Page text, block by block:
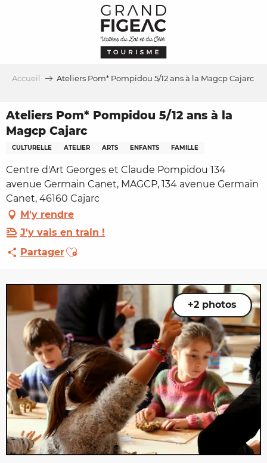
Accueil Ateliers Pom* Pompidou 5/12 ans à la Magcp Cajarc
Ateliers Pom* Pompidou 5/12 ans à la
Magcp Cajarc
CULTURELLE ATELIER ARTS ENFANTS FAMILLE
Centre d'Art Georges et Claude Pompidou 134
avenue Germain Canet, MAGCP, 134 avenue Germain
Canet, 46160 Cajarc
M'y rendre
J'y vais en train !
PartagerAjouter aux favoris
+2 photos